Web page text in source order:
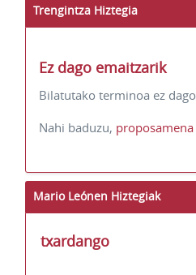
Trengintza Hiztegia
Ez dago emaitzarik
Bilatutako terminoa ez
Nahi baduzu,
Mario Leónen Hiztegiak
txardango